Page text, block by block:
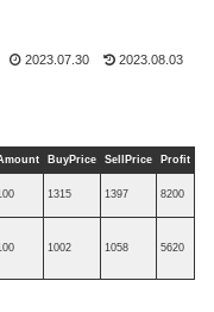
2023.07.30 2023.08.03
BuyPrice SellPrice Profit
1315 1397 8200
1002 1058 5620